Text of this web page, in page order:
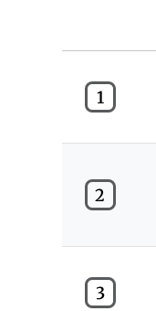
1
2
3